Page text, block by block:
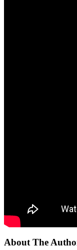
About The